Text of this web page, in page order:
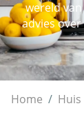
wereld
advies
Home